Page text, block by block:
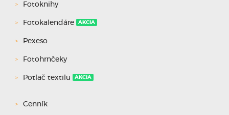
Fotoknihy
Fotokalendáre AKCIA
Pexeso
Fotohrnčeky
Potlač textilu AKCIA
Cenník